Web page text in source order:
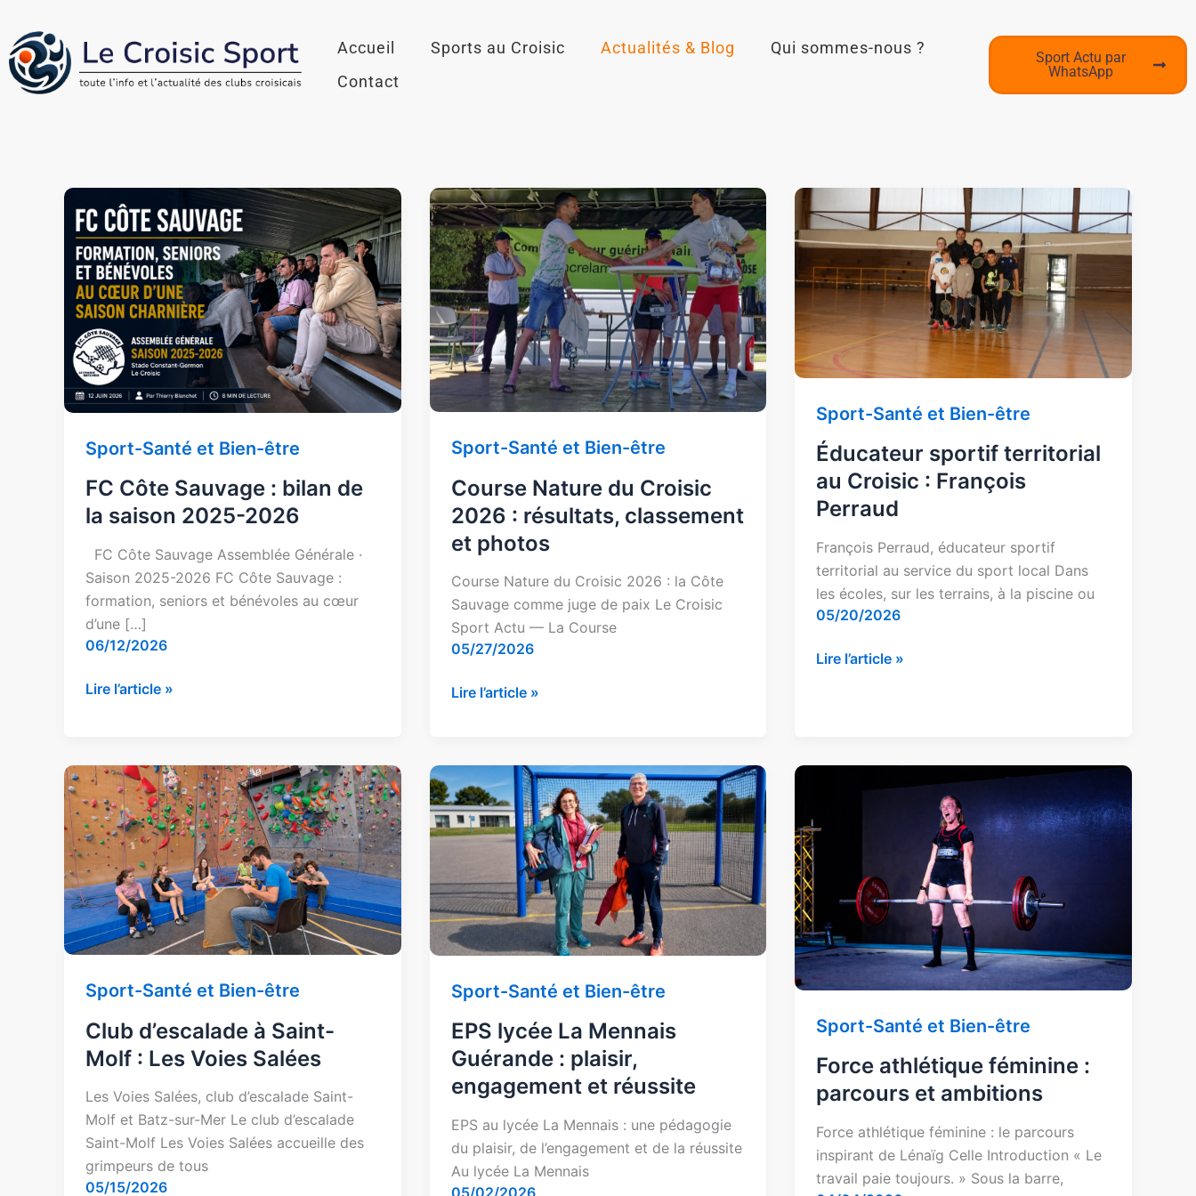
contenu
Accueil Sports au Croisic Actualités & Blog
Qui sommes-nous ?
Contact
Sport Actu par
WhatsApp
Sport-Santé et Bien-être
FC Côte Sauvage : bilan de
la saison 2025-2026
FC Côte Sauvage Assemblée Générale ·
Saison 2025-2026 FC Côte Sauvage :
formation, seniors et bénévoles au cœur
d’une […]
06/12/2026
Côte
Sauvage
:
bilan
de
la
saison
2025-
2026
Lire l’article »
Sport-Santé et Bien-être
Course Nature du Croisic
2026 : résultats, classement
et photos
Course Nature du Croisic 2026 : la Côte
Sauvage comme juge de paix Le Croisic
Sport Actu — La Course
05/27/2026
Course
Nature
du
Croisic
2026
:
résultats,
classement
photos
Lire l’article »
Sport-Santé et Bien-être
Éducateur sportif territorial
au Croisic : François
Perraud
François Perraud, éducateur sportif
territorial au service du sport local Dans
les écoles, sur les terrains, à la piscine ou
05/20/2026
Éducateur
sportif
territorial
au
Croisic
:
François
Perraud
Lire l’article »
Sport-Santé et Bien-être
Club d’escalade à Saint-
Molf : Les Voies Salées
Les Voies Salées, club d’escalade Saint-
Molf et Batz-sur-Mer Le club d’escalade
Saint-Molf Les Voies Salées accueille des
grimpeurs de tous
05/15/2026
Club
d’escalade
à
Saint-
Molf
:
Les
Voies
Sport-Santé et Bien-être
EPS lycée La Mennais
Guérande : plaisir,
engagement et réussite
EPS au lycée La Mennais : une pédagogie
du plaisir, de l’engagement et de la réussite
Au lycée La Mennais
05/02/2026
EPS
lycée
La
Mennais
Guérande
:
plaisir,
engagement
et
réussite
Sport-Santé et Bien-être
Force athlétique féminine :
parcours et ambitions
Force athlétique féminine : le parcours
inspirant de Lénaïg Celle Introduction « Le
travail paie toujours. » Sous la barre,
ambitions